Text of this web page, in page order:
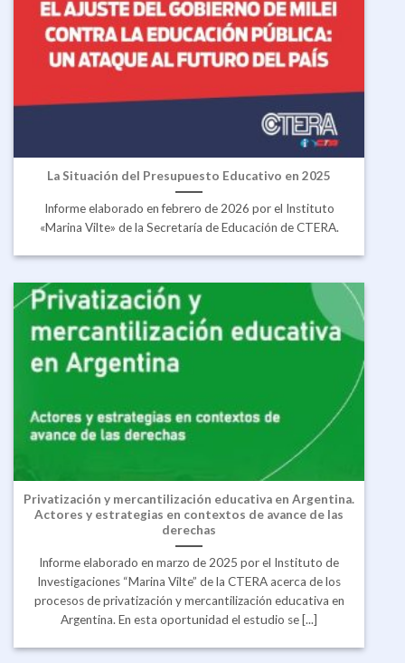
La Situación del Presupuesto Educativo en 2025
Informe elaborado en febrero de 2026 por el Instituto
«Marina Vilte» de la Secretaría de Educación de CTERA.
Privatización y mercantilización educativa en Argentina.
Actores y estrategias en contextos de avance de las
derechas
Informe elaborado en marzo de 2025 por el Instituto de
Investigaciones “Marina Vilte” de la CTERA acerca de los
procesos de privatización y mercantilización educativa en
Argentina. En esta oportunidad el estudio se [...]